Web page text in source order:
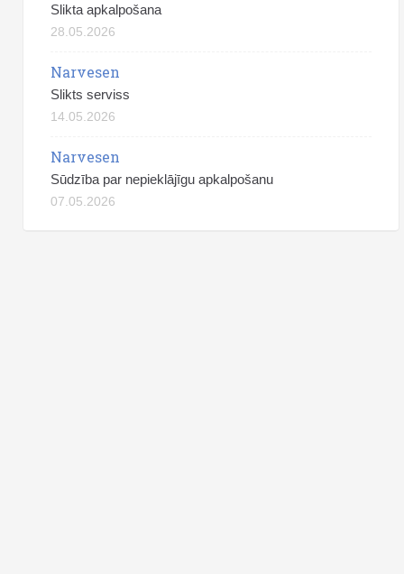
Slikta apkalpošana
28.05.2026
Narvesen
Slikts serviss
14.05.2026
Narvesen
Sūdzība par nepieklājīgu apkalpošanu
07.05.2026